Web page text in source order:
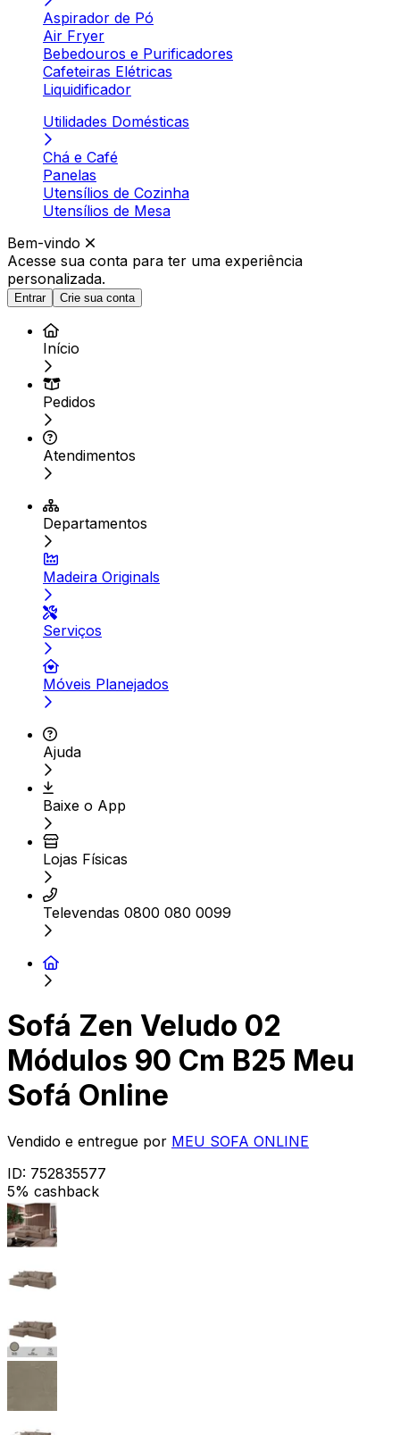
Aspirador de Pó
Air Fryer
Bebedouros e Purificadores
Cafeteiras Elétricas
Liquidificador
Utilidades Domésticas
Chá e Café
Panelas
Utensílios de Cozinha
Utensílios de Mesa
Bem-vindo
Acesse sua conta para ter uma experiência
personalizada.
Entrar Crie sua conta
Início
Pedidos
Atendimentos
Departamentos
Madeira Originals
Serviços
Móveis Planejados
Ajuda
Baixe o App
Lojas Físicas
Televendas 0800 080 0099
Sofá Zen Veludo 02
Módulos 90 Cm B25 Meu
Sofá Online
Vendido e entregue por MEU SOFA ONLINE
ID: 752835577
5% cashback